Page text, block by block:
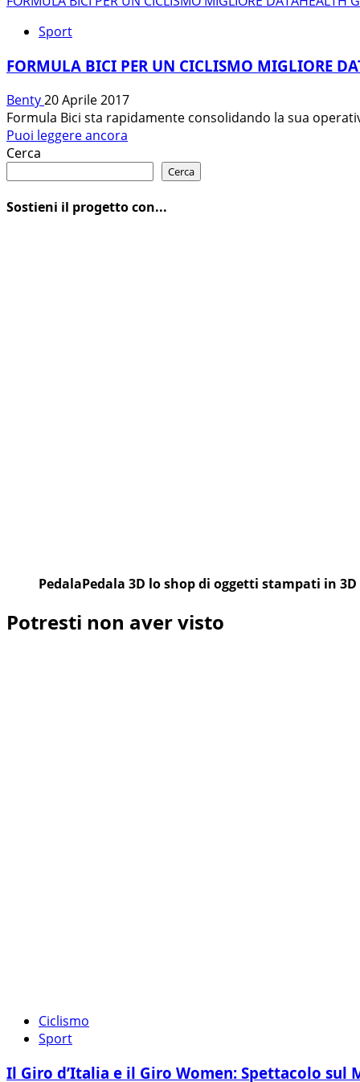
Sport
FORMULA BICI PER UN CICLISMO MIGLIORE
Benty20 Aprile 2017
Formula Bici sta rapidamente consolidando la sua
Puoi leggere ancora
FORMULA
Cerca
Cerca
Sostieni il progetto con...
PedalaPedala 3D lo shop di oggetti stampati in 3D
Potresti non aver visto
Ciclismo
Sport
Il Giro d’Italia e il Giro Women: Spettacolo sul